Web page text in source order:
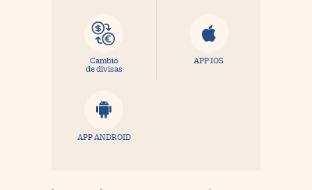
Cambio
de divisas
APP IOS
APP ANDROID